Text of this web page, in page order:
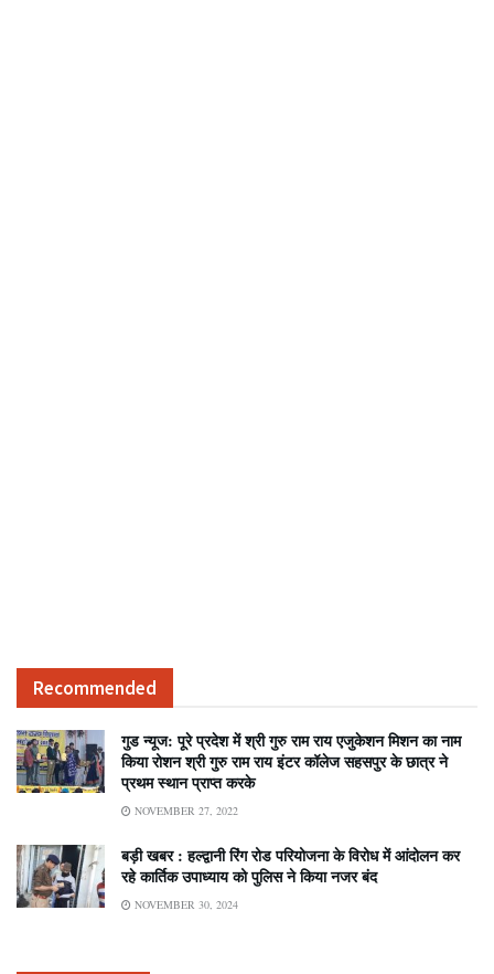
Recommended
गुड न्यूज: पूरे प्रदेश में श्री गुरु राम राय एजुकेशन मिशन का नाम
किया रोशन श्री गुरु राम राय इंटर कॉलेज सहसपुर के छात्र ने
प्रथम स्थान प्राप्त करके
NOVEMBER 27, 2022
बड़ी खबर : हल्द्वानी रिंग रोड परियोजना के विरोध में आंदोलन कर
रहे कार्तिक उपाध्याय को पुलिस ने किया नजर बंद
NOVEMBER 30, 2024